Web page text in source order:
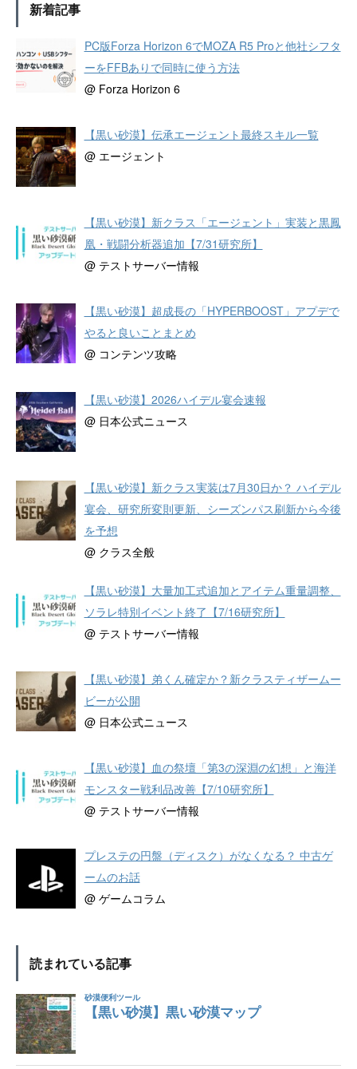
新着記事
PC版Forza Horizon 6でMOZA R5 Proと他社シフタ
ーをFFBありで同時に使う方法
@ Forza Horizon 6
【黒い砂漠】伝承エージェント最終スキル一覧
@ エージェント
【黒い砂漠】新クラス「エージェント」実装と黒鳳
凰・戦闘分析器追加【7/31研究所】
@ テストサーバー情報
【黒い砂漠】超成長の「HYPERBOOST」アプデで
やると良いことまとめ
@ コンテンツ攻略
【黒い砂漠】2026ハイデル宴会速報
@ 日本公式ニュース
【黒い砂漠】新クラス実装は7月30日か？ ハイデル
宴会、研究所変則更新、シーズンパス刷新から今後
を予想
@ クラス全般
【黒い砂漠】大量加工式追加とアイテム重量調整、
ソラレ特別イベント終了【7/16研究所】
@ テストサーバー情報
【黒い砂漠】弟くん確定か？新クラスティザームー
ビーが公開
@ 日本公式ニュース
【黒い砂漠】血の祭壇「第3の深淵の幻想」と海洋
モンスター戦利品改善【7/10研究所】
@ テストサーバー情報
プレステの円盤（ディスク）がなくなる？ 中古ゲ
ームのお話
@ ゲームコラム
読まれている記事